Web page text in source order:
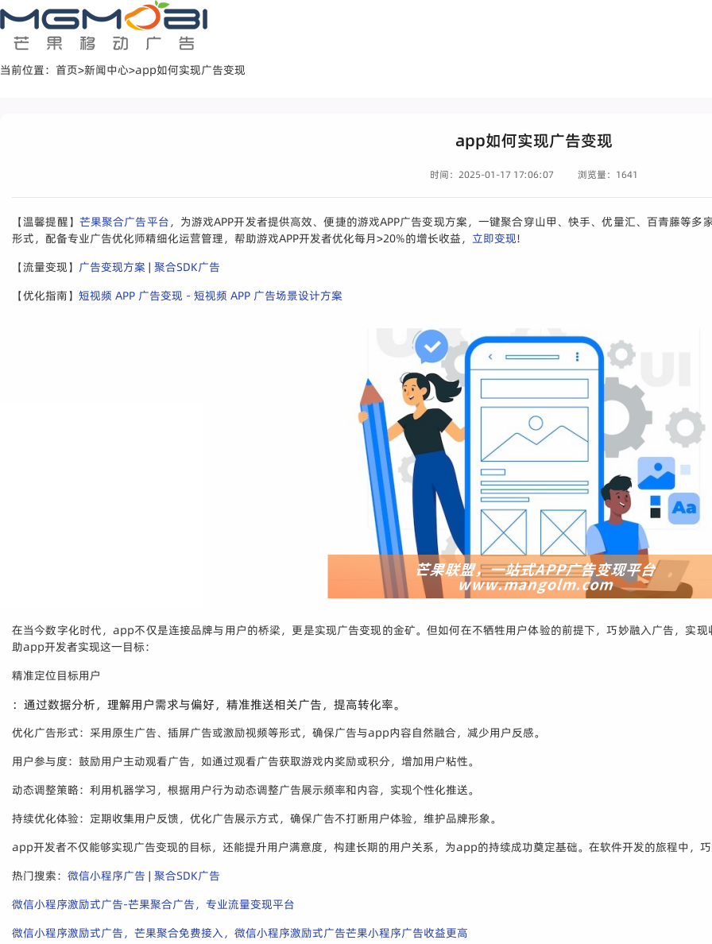
当前位置： 首页>新闻中心>app如何实现广告变现
app如何实现广告变现
时间：2025-01-17 17:06:07 浏览量：1641
【温馨提醒】 芒果聚合广告平台，为游戏APP开发者提供高效、便捷的游戏APP广告变现方案，一键聚合穿山甲、快手、优量汇、百青藤等
形式，配备专业广告优化师精细化运营管理，帮助游戏APP开发者优化每月>20%的增长收益， 立即变现!
【流量变现】 广告变现方案 | 聚合SDK广告
【优化指南】 短视频 APP 广告变现 - 短视频 APP 广告场景设计方案
在当今数字化时代，app不仅是连接品牌与用户的桥梁，更是实现广告变现的金矿。但如何在不牺牲用户体验的前提下，巧妙融入广告，实
助app开发者实现这一目标：
精准定位目标用户
：通过数据分析，理解用户需求与偏好，精准推送相关广告，提高转化率。
优化广告形式：采用原生广告、插屏广告或激励视频等形式，确保广告与app内容自然融合，减少用户反感。
用户参与度：鼓励用户主动观看广告，如通过观看广告获取游戏内奖励或积分，增加用户粘性。
动态调整策略：利用机器学习，根据用户行为动态调整广告展示频率和内容，实现个性化推送。
持续优化体验：定期收集用户反馈，优化广告展示方式，确保广告不打断用户体验，维护品牌形象。
app开发者不仅能够实现广告变现的目标，还能提升用户满意度，构建长期的用户关系，为app的持续成功奠定基础。在软件开发的旅程中，
热门搜索： 微信小程序广告 | 聚合SDK广告
微信小程序激励式广告-芒果聚合广告，专业流量变现平台
微信小程序激励式广告，芒果聚合免费接入，微信小程序激励式广告芒果小程序广告收益更高